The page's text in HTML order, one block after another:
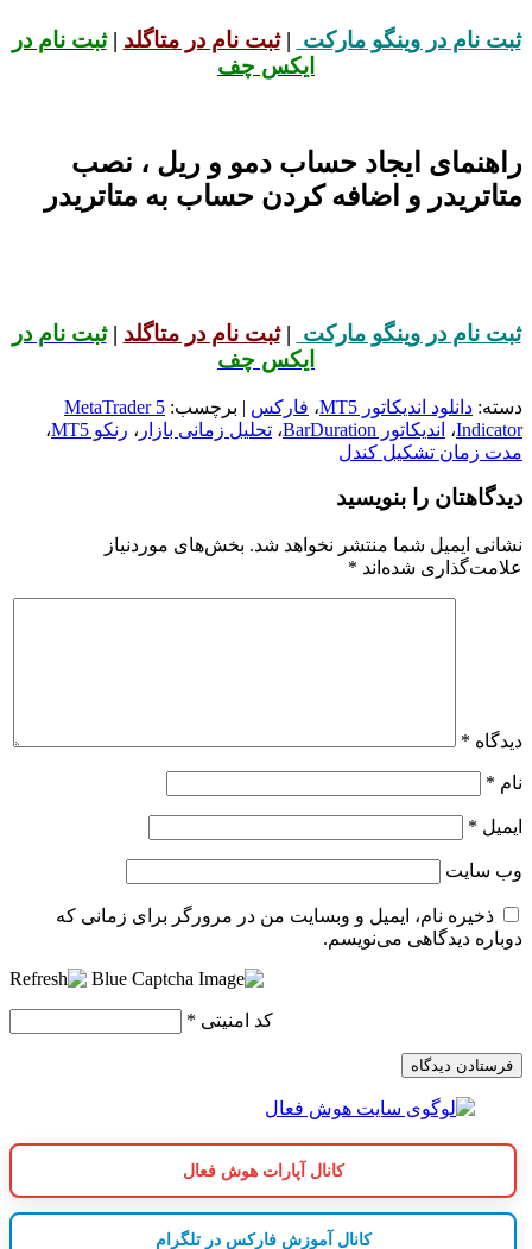
ثبت نام در وینگو مارکت |ثبت نام در متاگلد |ثبت نام در
ایکس چف
راهنمای ایجاد حساب دمو و ریل ، نصب
متاتریدر و اضافه کردن حساب به متاتریدر
ثبت نام در وینگو مارکت |ثبت نام در متاگلد |ثبت نام در
ایکس چف
دسته: دانلود اندیکاتور MT5 ، فارکس | برچسب: MetaTrader 5
Indicator، اندیکاتور BarDuration ، تحلیل زمانی بازار ، رنکو MT5
،
مدت زمان تشکیل کندل
دیدگاهتان را بنویسید
نشانی ایمیل شما منتشر نخواهد شد. بخش‌های موردنیاز
علامت‌گذاری شده‌اند *
دیدگاه *
نام *
ایمیل *
وب‌ سایت
ذخیره نام، ایمیل و وبسایت من در مرورگر برای زمانی که
دوباره دیدگاهی می‌نویسم.
کد امنیتی *
کانال آپارات هوش فعال
کانال آموزش فارکس در تلگرام